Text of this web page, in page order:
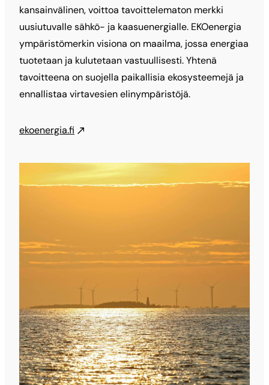
kansainvälinen, voittoa tavoittelematon merkki
uusiutuvalle sähkö- ja kaasuenergialle. EKOenergia
ympäristömerkin visiona on maailma, jossa energiaa
tuotetaan ja kulutetaan vastuullisesti. Yhtenä
tavoitteena on suojella paikallisia ekosysteemejä ja
ennallistaa virtavesien elinympäristöjä.
ekoenergia.fi